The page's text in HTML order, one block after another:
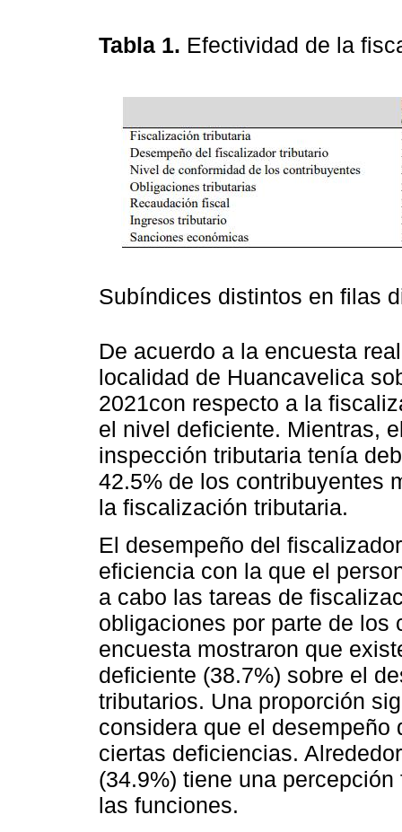
Tabla 1. Efectividad de la
Subíndices distintos en filas
De acuerdo a la encuesta
localidad de Huancavelica
2021con respecto a la
el nivel deficiente. Mientras,
inspección tributaria tenía
42.5% de los contribuyentes
la fiscalización tributaria.
El desempeño del
eficiencia con la que el
a cabo las tareas de
obligaciones por parte de los
encuesta mostraron que
deficiente (38.7%) sobre el
tributarios. Una proporción
considera que el
ciertas deficiencias.
(34.9%) tiene una
las funciones.